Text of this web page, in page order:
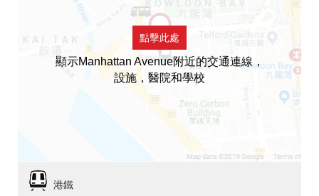
點擊此處
顯示Manhattan Avenue附近的交通連線，
設施，醫院和學校
港鐵